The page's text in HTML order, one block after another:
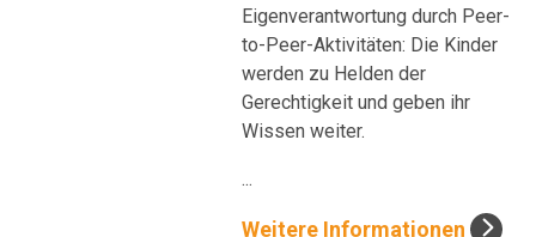
Eigenverantwortung durch Peer-
to-Peer-Aktivitäten: Die Kinder
werden zu Helden der
Gerechtigkeit und geben ihr
Wissen weiter.
...
Weitere Informationen